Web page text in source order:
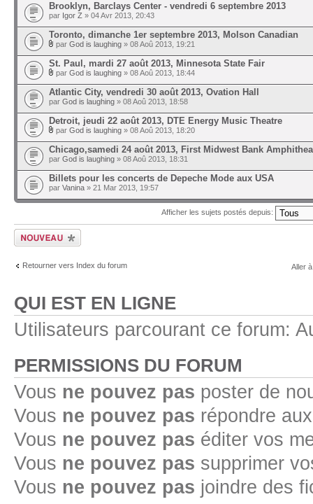
Brooklyn, Barclays Center - vendredi 6 septembre 2013
par Igor Z » 04 Avr 2013, 20:43
Toronto, dimanche 1er septembre 2013, Molson Canadian
par God is laughing » 08 Aoû 2013, 19:21
St. Paul, mardi 27 août 2013, Minnesota State Fair
par God is laughing » 08 Aoû 2013, 18:44
Atlantic City, vendredi 30 août 2013, Ovation Hall
par God is laughing » 08 Aoû 2013, 18:58
Detroit, jeudi 22 août 2013, DTE Energy Music Theatre
par God is laughing » 08 Aoû 2013, 18:20
Chicago,samedi 24 août 2013, First Midwest Bank
par God is laughing » 08 Aoû 2013, 18:31
Billets pour les concerts de Depeche Mode aux USA
par Vanina » 21 Mar 2013, 19:57
Afficher les sujets postés depuis:
Ecrire un nouveau
sujet
Retourner vers Index du forum Aller
QUI EST EN LIGNE
Utilisateurs parcourant ce forum:
PERMISSIONS DU FORUM
Vous ne pouvez pas poster de
Vous ne pouvez pas répondre
Vous ne pouvez pas éditer vos
Vous ne pouvez pas supprimer
Vous ne pouvez pas joindre des